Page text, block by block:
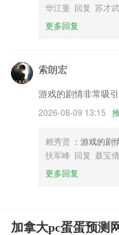
华江曼 回复 苏才武
更多回复
索朗宏
游戏的剧情非常吸
2026-08-09 13:15
赖秀贤 ：游戏的剧
扶军峰 回复 聂宝倩
更多回复
加拿大pc蛋蛋预测